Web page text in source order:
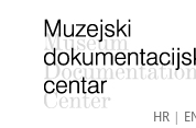
HR|